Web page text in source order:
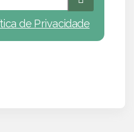
de Privacidade